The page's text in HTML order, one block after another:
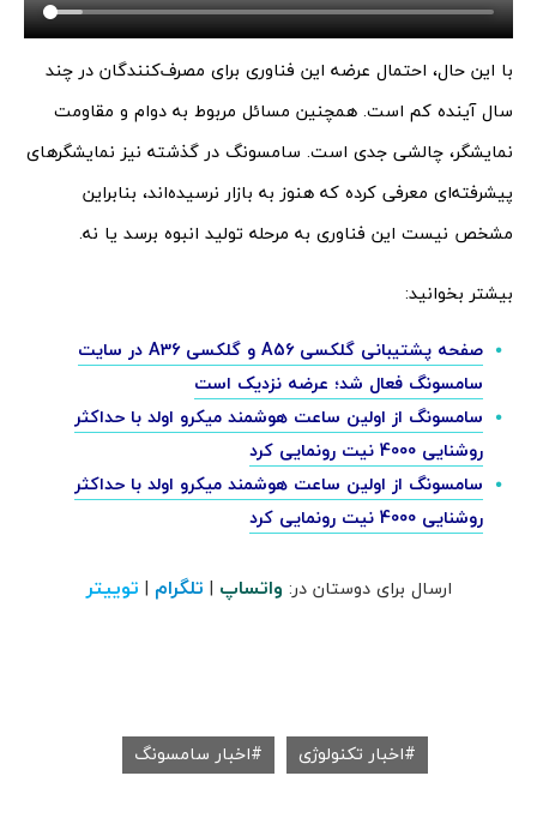
با این حال، احتمال عرضه این فناوری برای مصرف‌کنندگان در چند
سال آینده کم است. همچنین مسائل مربوط به دوام و مقاومت
نمایشگر، چالشی جدی است. سامسونگ در گذشته نیز نمایشگرهای
پیشرفته‌ای معرفی کرده که هنوز به بازار نرسیده‌اند، بنابراین
مشخص نیست این فناوری به مرحله تولید انبوه برسد یا نه.
بیشتر بخوانید:
صفحه پشتیبانی گلکسی A56 و گلکسی A36 در سایت
سامسونگ فعال شد؛ عرضه نزدیک است
سامسونگ از اولین ساعت هوشمند میکرو اولد با حداکثر
روشنایی 4000 نیت رونمایی کرد
سامسونگ از اولین ساعت هوشمند میکرو اولد با حداکثر
روشنایی 4000 نیت رونمایی کرد
ارسال برای دوستان در: واتساپ | تلگرام | توییتر
اخبار تکنولوژی اخبار سامسونگ